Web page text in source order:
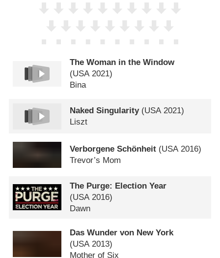
The Woman in the Window
(USA2021)
Bina
Naked Singularity(USA2021)
Liszt
Verborgene Schönheit (USA2016)
Trevor’s Mom
The Purge: Election Year
(USA2016)
Dawn
Das Wunder von New York
(USA 2013)
Mother of Six